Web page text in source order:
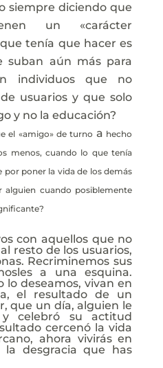
siempre diciendo que
un «carácter
tenía que hacer es
suban aún más para
individuos que no
usuarios y que solo
y no la educación?
el «amigo» de turno a hecho
menos, cuando lo que tenía
por poner la vida de los demás
alguien cuando posiblemente
con aquellos que no
resto de los usuarios,
Recriminemos sus
a una esquina.
lo deseamos, vivan en
el resultado de un
que un día, alguien le
celebró su actitud
cercenó la vida
ahora vivirás en
la desgracia que has